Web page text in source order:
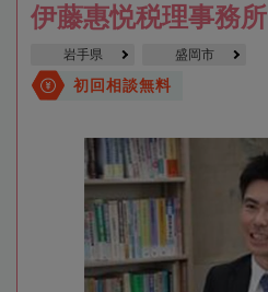
伊藤惠悦税理事務所
岩手県 盛岡市
初回相談無料